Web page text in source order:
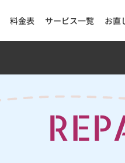
料金表 サービス一覧 お直